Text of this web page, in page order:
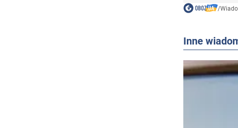
/
Inne